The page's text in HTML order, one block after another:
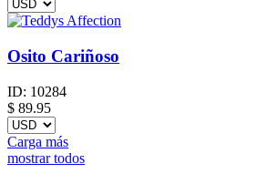
Osito Cariñoso
ID: 10284
$ 89.95
Carga más
mostrar todos